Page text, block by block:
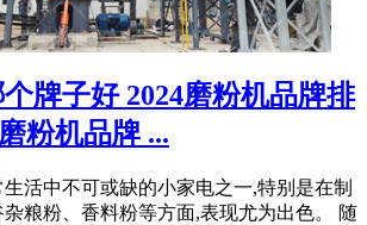
牌子好 2024磨粉机品牌排
粉机品牌 ...
活中不可或缺的小家电之一,特别是在制
粮粉、香料粉等方面,表现尤为出色。 随